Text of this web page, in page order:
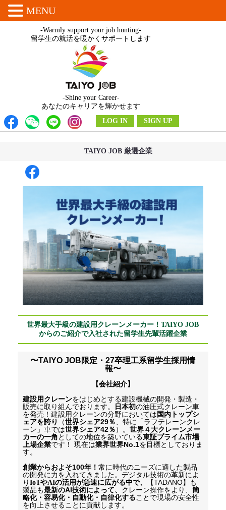
-Warmly support your job hunting-
留学生の就活を暖かくサポートします
-Shine your Career-
あなたのキャリアを輝かせます
SIGN UP
LOG IN
TAIYO JOB 厳選企業
世界最大手級の建設用クレーンメーカー！TAIYO JOB
からのご紹介で入社された留学生先輩活躍企業
〜TAIYO JOB限定・27卒理工系留学生採用情
報〜
【会社紹介】
建設用クレーンをはじめとする建設機械の開発・製造・
販売に取り組んでおります。
日本初の油圧式クレーン車
を発売！建設用クレーンの分野においては国内トップシ
ェアを誇り
（世界シェア29％、特に「ラフテレーンクレ
ーン」車では世界シェア42％）。 世界４大クレーンメー
カーの一角としての地位を築いている東証プライム市場
上場企業です！ 現在は業界世界No.1を目標としておりま
す。
創業からおよそ100年！ 常に時代のニーズに適した製品
の開発に力を入れてきました。 デジタル技術の革新によ
り IoTやAIの活用が急速に広がる中で、
【TADANO】も
製品も最新のAI技術によって、 クレーン操作をより、 簡
略化・容易化・自動化・自律化することで現場の安全性
を向上させることに貢献します。
MENU